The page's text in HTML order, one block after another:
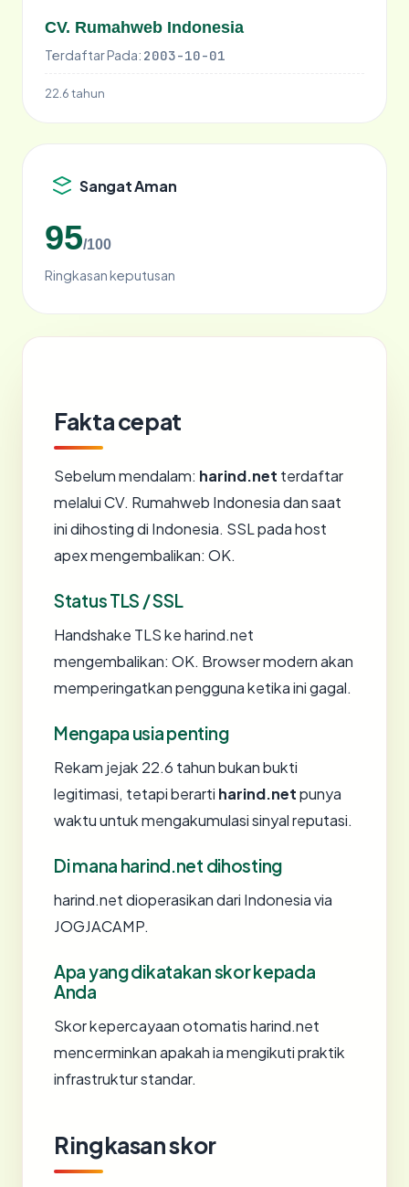
CV. Rumahweb Indonesia
Terdaftar Pada: 2003-10-01
22.6 tahun
Sangat Aman
95/100
Ringkasan keputusan
Fakta cepat
Sebelum mendalam: harind.net terdaftar
melalui CV. Rumahweb Indonesia dan saat
ini dihosting di Indonesia. SSL pada host
apex mengembalikan: OK.
Status TLS / SSL
Handshake TLS ke harind.net
mengembalikan: OK. Browser modern akan
memperingatkan pengguna ketika ini gagal.
Mengapa usia penting
Rekam jejak 22.6 tahun bukan bukti
legitimasi, tetapi berarti harind.netpunya
waktu untuk mengakumulasi sinyal reputasi.
Di mana harind.net dihosting
harind.net dioperasikan dari Indonesia via
JOGJACAMP.
Apa yang dikatakan skor kepada
Anda
Skor kepercayaan otomatis harind.net
mencerminkan apakah ia mengikuti praktik
infrastruktur standar.
Ringkasan skor